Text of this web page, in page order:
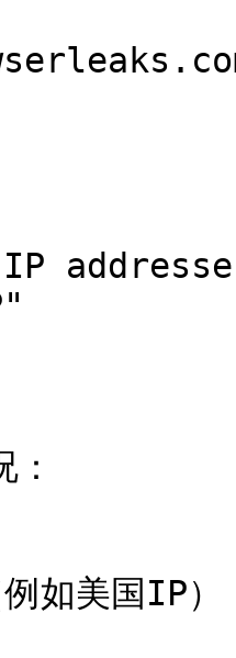
如美国IP）